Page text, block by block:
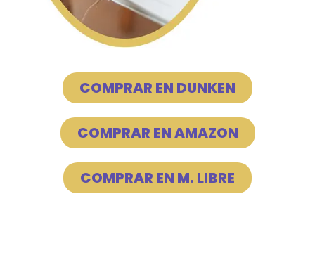
COMPRAR EN DUNKEN
COMPRAR EN AMAZON
COMPRAR EN M. LIBRE